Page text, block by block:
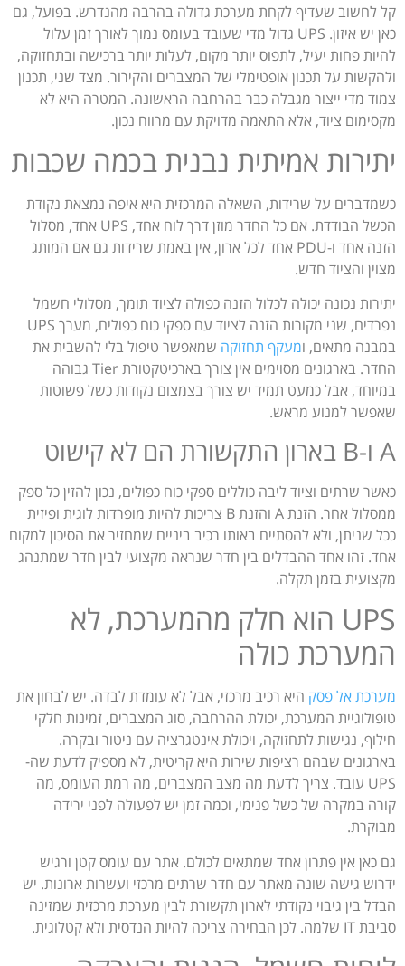
קל לחשוב שעדיף לקחת מערכת גדולה בהרבה מהנדרש. בפועל, גם
כאן יש איזון. UPS גדול מדי שעובד בעומס נמוך לאורך זמן עלול
להיות פחות יעיל, לתפוס יותר מקום, לעלות יותר ברכישה ובתחזוקה,
ולהקשות על תכנון אופטימלי של המצברים והקירור. מצד שני, תכנון
צמוד מדי ייצור מגבלה כבר בהרחבה הראשונה. המטרה היא לא
מקסימום ציוד, אלא התאמה מדויקת עם מרווח נכון.
יתירות אמיתית נבנית בכמה שכבות
כשמדברים על שרידות, השאלה המרכזית היא איפה נמצאת נקודת
הכשל הבודדת. אם כל החדר מוזן דרך לוח אחד, UPS אחד, מסלול
הזנה אחד ו-PDU אחד לכל ארון, אין באמת שרידות גם אם המותג
מצוין והציוד חדש.
יתירות נכונה יכולה לכלול הזנה כפולה לציוד תומך, מסלולי חשמל
נפרדים, שני מקורות הזנה לציוד עם ספקי כוח כפולים, מערך UPS
במבנה מתאים, ומעקף תחזוקה שמאפשר טיפול בלי להשבית את
החדר. בארגונים מסוימים אין צורך בארכיטקטורת Tier גבוהה
במיוחד, אבל כמעט תמיד יש צורך בצמצום נקודות כשל פשוטות
שאפשר למנוע מראש.
A ו-B בארון התקשורת הם לא קישוט
כאשר שרתים וציוד ליבה כוללים ספקי כוח כפולים, נכון להזין כל ספק
ממסלול אחר. הזנת A והזנת B צריכות להיות מופרדות לוגית ופיזית
ככל שניתן, ולא להסתיים באותו רכיב ביניים שמחזיר את הסיכון למקום
אחד. זהו אחד ההבדלים בין חדר שנראה מקצועי לבין חדר שמתנהג
מקצועית בזמן תקלה.
UPS הוא חלק מהמערכת, לא
המערכת כולה
מערכת אל פסק היא רכיב מרכזי, אבל לא עומדת לבדה. יש לבחון את
טופולוגיית המערכת, יכולת ההרחבה, סוג המצברים, זמינות חלקי
חילוף, נגישות לתחזוקה, ויכולת אינטגרציה עם ניטור ובקרה.
בארגונים שבהם רציפות שירות היא קריטית, לא מספיק לדעת שה-
UPS עובד. צריך לדעת מה מצב המצברים, מה רמת העומס, מה
קורה במקרה של כשל פנימי, וכמה זמן יש לפעולה לפני ירידה
מבוקרת.
גם כאן אין פתרון אחד שמתאים לכולם. אתר עם עומס קטן ורגיש
ידרוש גישה שונה מאתר עם חדר שרתים מרכזי ועשרות ארונות. יש
הבדל בין גיבוי נקודתי לארון תקשורת לבין מערכת מרכזית שמזינה
סביבת IT שלמה. לכן הבחירה צריכה להיות הנדסית ולא קטלוגית.